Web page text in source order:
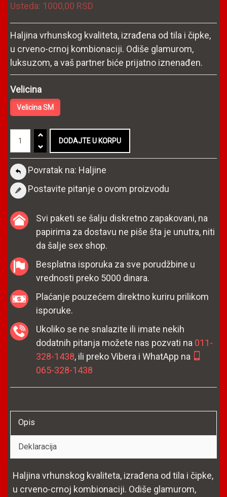
Usteda: 1000,00 RSD
Haljina vrhunskog kvaliteta, izrađena od tila i čipke,
u crveno-crnoj kombionaciji. Odiše glamurom,
luksuzom, a vaš partner biće prijatno iznenađen.
Velicina
Velicina SM
Povratak na: Haljine
Postavite pitanje o ovom proizvodu
Svi paketi se šalju diskretno zapakovani, na
papirima za dostavu ne piše šta je unutra, niti
da šalje sex shop.
Besplatna isporuka za sve porudžbine u
vrednosti preko 5000 dinara.
Plaćanje pouzećem direktno kuriru prilikom
isporuke.
Ukoliko se ne snalazite ili imate nekih
dodatnih pitanja možete nas pozvati na 011-
328-1438, ili preko Vibera i WhatApp na
065-328-1438
Opis
Deklaracija
Haljina vrhunskog kvaliteta, izrađena od tila i čipke,
u crveno-crnoj kombionaciji. Odiše glamurom,